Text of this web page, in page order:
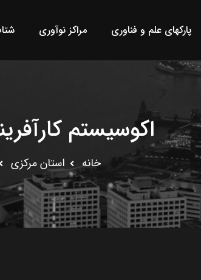
پارکهای علم و فناوری مراکز نوآوری
اکوسیستم
خانه استان مرکزى